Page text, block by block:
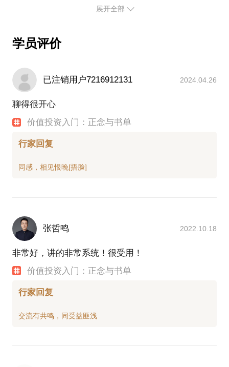
策应需谨慎。此话题内容仅为该行家在理财保险领域
题内容及行家观点不代表平台观点，平台对话题内容
不予担保，烦请知悉。
价值投资是财务自由王道，需要时间验证成果，但核
子浑浑噩噩却又顺顺利利地完成了升学、保研、升
是“人情练达即文章”，情商、逆商得以甩街智商。
人，没有什么狂拽炫酷屌炸天的神技能，唯一确信的
是今后只需有网有终端即可生存。
约他，给你一小时沧桑男的人生体验，以及一条通向
展开全部
学员评价
已注销用户7216912131 2024.04.26
聊得很开心
价值投资入门：正念与书单
行家回复
张哲鸣 2022.10.18
非常好，讲的非常系统！很受用！
价值投资入门：正念与书单
行家回复